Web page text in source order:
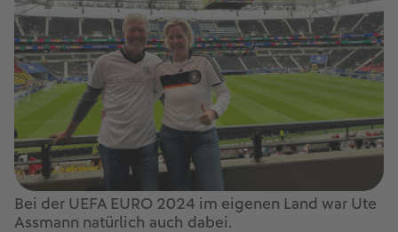
Bei der UEFA EURO 2024 im eigenen Land war Ute
Assmann natürlich auch dabei.